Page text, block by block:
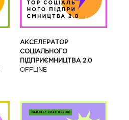
АКСЕЛЕРАТОР
СОЦІАЛЬНОГО
ПІДПРИЄМНИЦТВА 2.0
OFFLINE